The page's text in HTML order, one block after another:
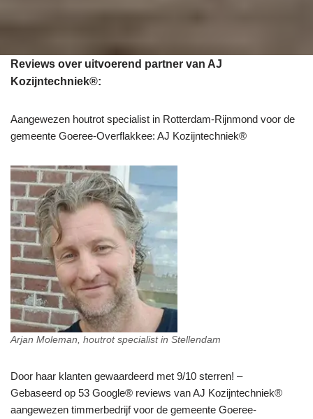
Reviews over uitvoerend partner van AJ
Kozijntechniek®:
Aangewezen houtrot specialist in Rotterdam-Rijnmond voor de
gemeente Goeree-Overflakkee: AJ Kozijntechniek®
Arjan Moleman, houtrot specialist in Stellendam
Door haar klanten gewaardeerd met 9/10 sterren! –
Gebaseerd op 53 Google® reviews van AJ Kozijntechniek®
aangewezen timmerbedrijf voor de gemeente Goeree-